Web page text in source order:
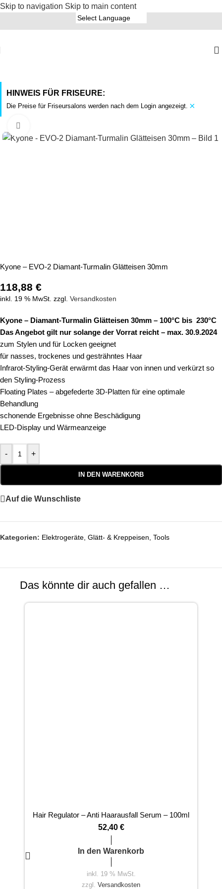
Skip to navigation Skip to main content
HINWEIS FÜR FRISEURE:
Die Preise für Friseursalons werden nach dem Login angezeigt. ×
Kyone – EVO-2 Diamant-Turmalin Glätteisen 30mm
118,88 €
inkl. 19 % MwSt. zzgl. Versandkosten
Kyone – Diamant-Turmalin Glätteisen 30mm – 100°C bis 230°C
Das Angebot gilt nur solange der Vorrat reicht – max. 30.9.2024
zum Stylen und für Locken geeignet
für nasses, trockenes und gesträhntes Haar
Infrarot-Styling-Gerät erwärmt das Haar von innen und verkürzt so
den Styling-Prozess
Floating Plates – abgefederte 3D-Platten für eine optimale
Behandlung
schonende Ergebnisse ohne Beschädigung
LED-Display und Wärmeanzeige
- +
IN DEN WARENKORB
Auf die Wunschliste
Kategorien: Elektrogeräte Glätt- & Kreppeisen Tools
Das könnte dir auch gefallen …
Hair Regulator – Anti Haarausfall Serum – 100ml
52,40 €
In den Warenkorb
inkl. 19 % MwSt.
zzgl. Versandkosten